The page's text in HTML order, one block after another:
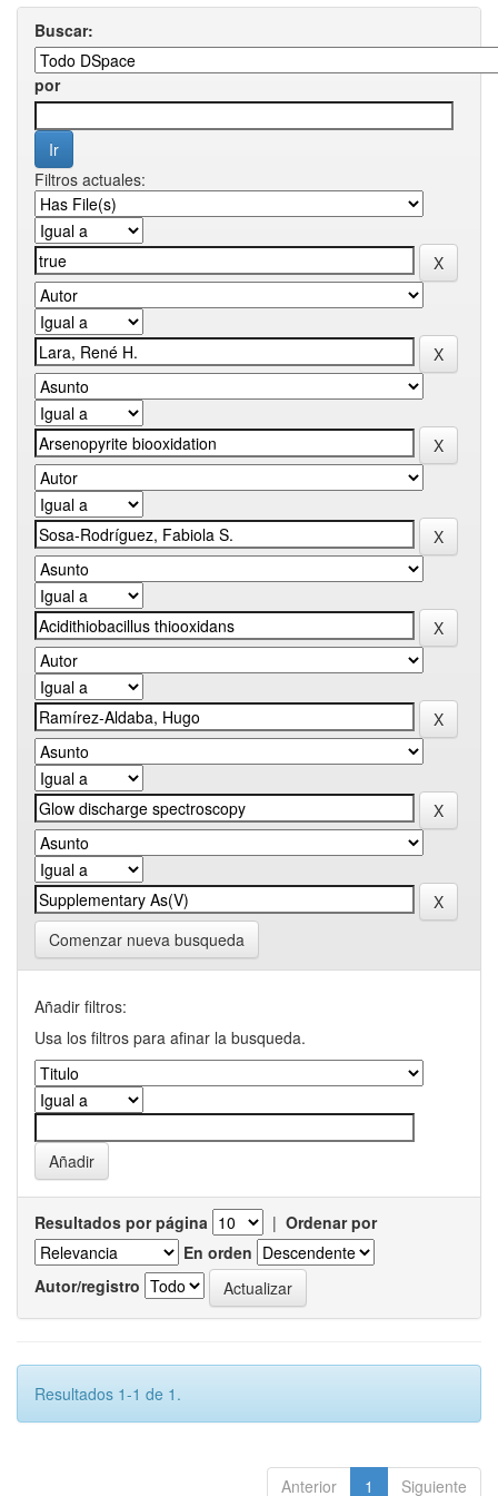
Buscar:
por
Filtros actuales:
Comenzar nueva busqueda
Añadir filtros:
Usa los filtros para afinar la busqueda.
Resultados por página | Ordenar por
En orden
Autor/registro
Resultados 1-1 de 1.
Anterior 1 Siguiente